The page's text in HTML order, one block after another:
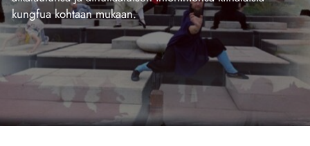
kungfua kohtaan mukaan.